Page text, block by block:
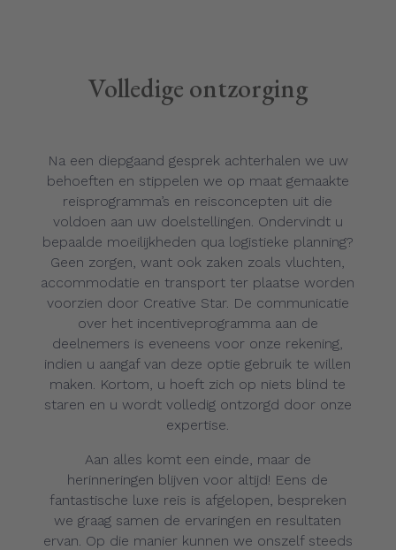
Volledige ontzorging
Na een diepgaand gesprek achterhalen we uw
behoeften en stippelen we op maat gemaakte
reisprogramma’s en reisconcepten uit die
voldoen aan uw doelstellingen. Ondervindt u
bepaalde moeilijkheden qua logistieke planning?
Geen zorgen, want ook zaken zoals vluchten,
accommodatie en transport ter plaatse worden
voorzien door Creative Star. De communicatie
over het incentiveprogramma aan de
deelnemers is eveneens voor onze rekening,
indien u aangaf van deze optie gebruik te willen
maken. Kortom, u hoeft zich op niets blind te
staren en u wordt volledig ontzorgd door onze
expertise.
Aan alles komt een einde, maar de
herinneringen blijven voor altijd! Eens de
fantastische luxe reis is afgelopen, bespreken
we graag samen de ervaringen en resultaten
ervan. Op die manier kunnen we onszelf steeds